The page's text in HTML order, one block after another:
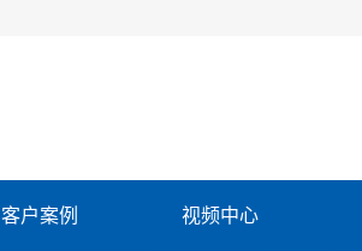
客户案例 视频中心